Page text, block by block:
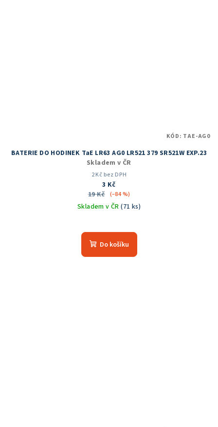
BATERIE DO HODINEK TaE LR63 AG0 LR521 379 SR521W EXP.23
Skladem v ČR
2 Kč bez DPH
3 Kč
19 Kč
(–84 %)
Skladem v ČR(71 ks)
Do košíku
KÓD: TAE-AG0